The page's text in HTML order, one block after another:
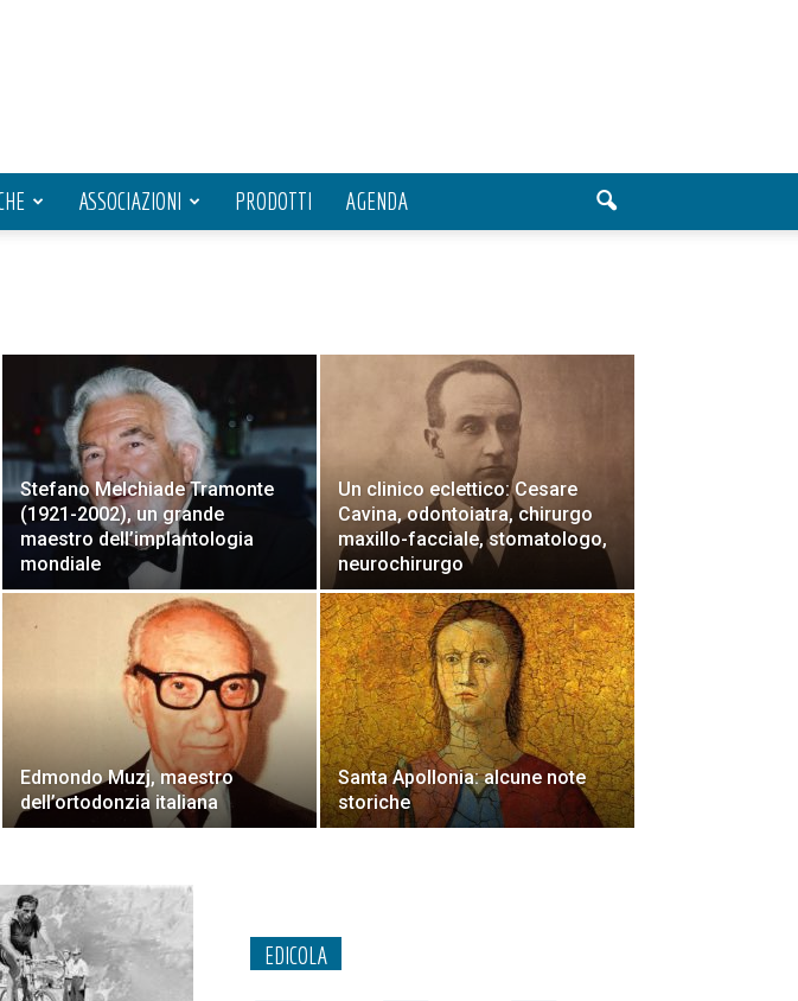
ASSOCIAZIONI PRODOTTI AGENDA
Stefano Melchiade Tramonte
(1921-2002), un grande
maestro dell’implantologia
mondiale
Un clinico eclettico: Cesare
Cavina, odontoiatra, chirurgo
maxillo-facciale, stomatologo,
neurochirurgo
Edmondo Muzj, maestro
dell’ortodonzia italiana
Santa Apollonia: alcune note
storiche
EDICOLA